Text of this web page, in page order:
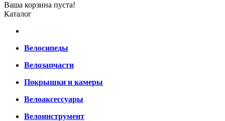
Ваша корзина пуста!
Каталог
Велосипеды
Велозапчасти
Покрышки и камеры
Велоаксессуары
Велоинструмент